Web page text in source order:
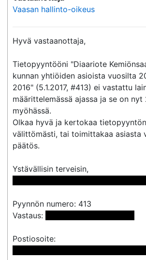
Vaasan hallinto-oikeus
Hyvä vastaanottaja,
Tietopyyntööni "Diaariote
kunnan yhtiöiden asioista vuosilta
2016" (5.1.2017, #413) ei vastattu
määrittelemässä ajassa ja se on nyt
myöhässä.
Olkaa hyvä ja kertokaa
välittömästi, tai toimittakaa asiasta
päätös.
Pyynnön numero: 413
Vastaus: